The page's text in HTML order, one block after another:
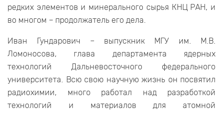
редких элементов и минерального сырья КНЦ РАН, и
во многом – продолжатель его дела.
Иван Гундарович – выпускник МГУ им. М.В.
Ломоносова, глава департамента ядерных
технологий Дальневосточного федерального
университета. Всю свою научную жизнь он посвятил
радиохимии, много работал над разработкой
технологий и материалов для атомной